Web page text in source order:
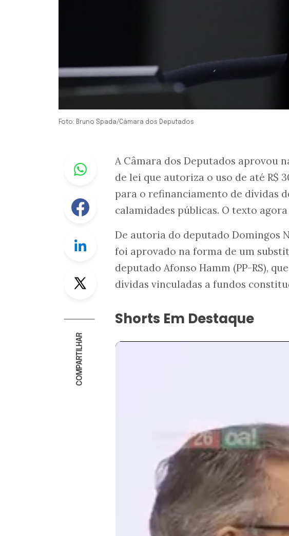
Foto: Bruno Spada/Câmara dos Deputados
Whastapp
Facebook
Linkedin
Twitter
COMPARTILHAR
A Câmara dos Deputados aprovou
de lei que autoriza o uso de até R$
para o refinanciamento de dívidas
calamidades públicas. O texto
De autoria do deputado Domingos
foi aprovado na forma de um
deputado Afonso Hamm (PP-RS),
dívidas vinculadas a fundos
Shorts Em Destaque